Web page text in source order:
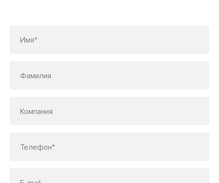
Имя*
Фамилия
Компания
Телефон*